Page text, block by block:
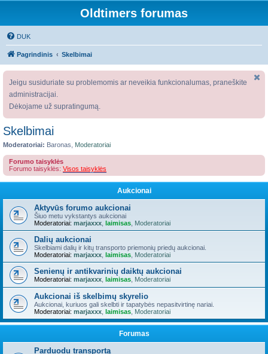
Oldtimers forumas
DUK
Pagrindinis Skelbimai
Jeigu susiduriate su problemomis ar neveikia funkcionalumas, praneškite
administracijai.
Dėkojame už supratingumą.
Skelbimai
Moderatoriai: Baronas Moderatoriai
Forumo taisyklės
Forumo taisyklės: Visos taisyklės
Aukcionai
Aktyvūs forumo aukcionai
Šiuo metu vykstantys aukcionai
Moderatoriai: marjaxxx laimisas Moderatoriai
Dalių aukcionai
Skelbiami dalių ir kitų transporto priemonių priedų aukcionai.
Moderatoriai: marjaxxx laimisas Moderatoriai
Senienų ir antikvarinių daiktų aukcionai
Moderatoriai: marjaxxx laimisas Moderatoriai
Aukcionai iš skelbimų skyrelio
Aukcionai, kuriuos gali skelbti ir tapatybės nepasitvirtinę nariai.
Moderatoriai: marjaxxx laimisas Moderatoriai
Forumas
Parduodu transportą